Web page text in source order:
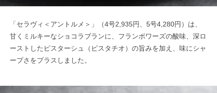
「セラヴィ＜アントルメ＞」（4号2,935円、5号4,280円）は、
甘くミルキーなショコラブランに、フランボワーズの酸味、深ロ
ーストしたピスターシュ（ピスタチオ）の旨みを加え、味にシャ
ープさをプラスしました。